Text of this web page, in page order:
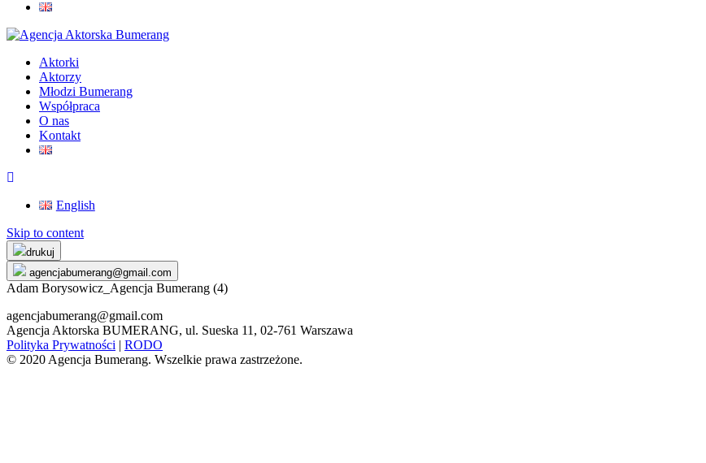
Aktorki
Aktorzy
Młodzi Bumerang
Współpraca
O nas
Kontakt
English
Skip to content
drukuj
agencjabumerang@gmail.com
Adam Borysowicz_Agencja Bumerang (4)
agencjabumerang@gmail.com
Agencja Aktorska BUMERANG, ul. Sueska 11, 02-761 Warszawa
Polityka Prywatności | RODO
© 2020 Agencja Bumerang. Wszelkie prawa zastrzeżone.